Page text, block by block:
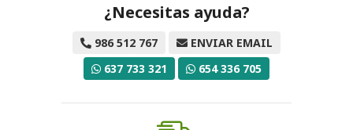
¿Necesitas ayuda?
986 512 767
ENVIAR EMAIL
637 733 321
654 336 705